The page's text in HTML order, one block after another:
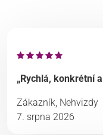
„Rychlá, konkrétní
Zákazník, Nehvizdy
7. srpna 2026